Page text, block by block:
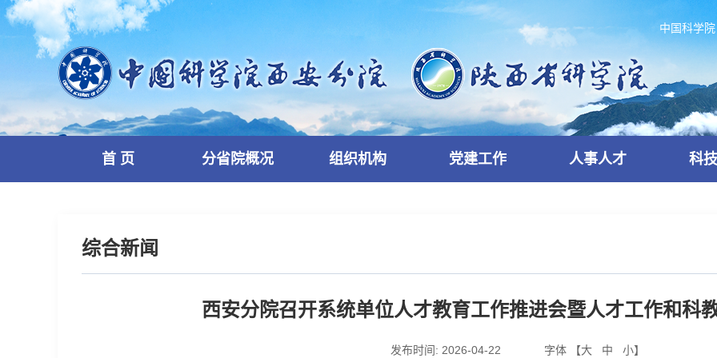
中国科学院
首 页 分省院概况 组织机构 党建工作 人事人才 科
综合新闻
西安分院召开系统单位人才教育工作推进会暨人才工作和科
发布时间: 2026-04-22 字体 【大 中 小】